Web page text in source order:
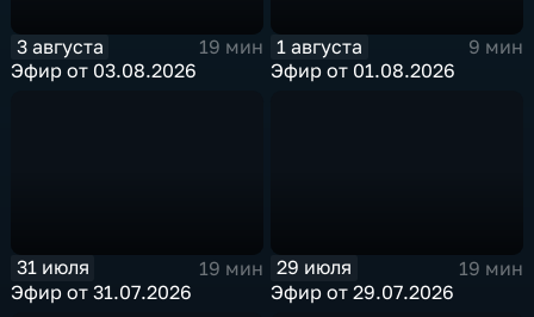
3 августа
19 мин
Эфир от 03.08.2026
1 августа
9 мин
Эфир от 01.08.2026
31 июля
19 мин
Эфир от 31.07.2026
29 июля
19 мин
Эфир от 29.07.2026